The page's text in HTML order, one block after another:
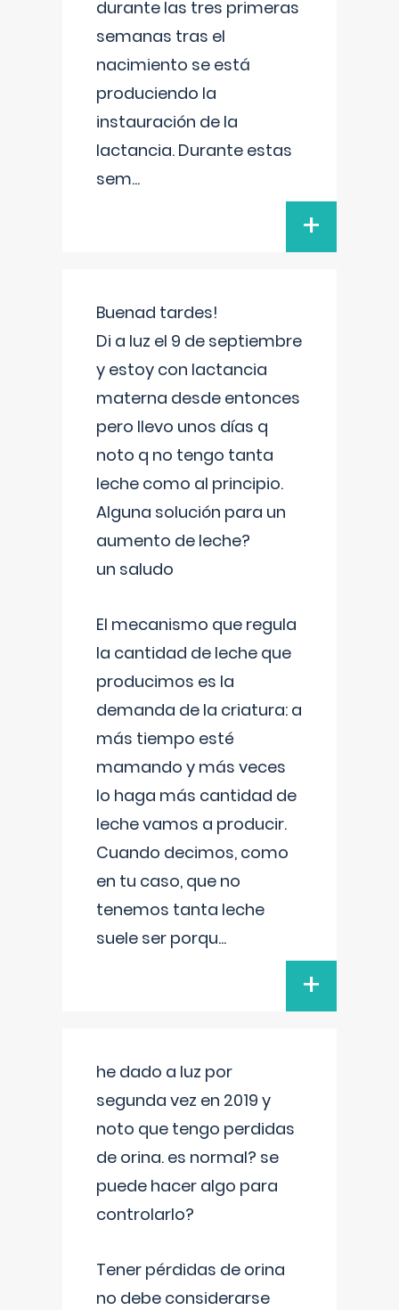
durante las tres primeras
semanas tras el
nacimiento se está
produciendo la
instauración de la
lactancia. Durante estas
sem...
+
Buenad tardes!
Di a luz el 9 de septiembre
y estoy con lactancia
materna desde entonces
pero llevo unos días q
noto q no tengo tanta
leche como al principio.
Alguna solución para un
aumento de leche?
un saludo
El mecanismo que regula
la cantidad de leche que
producimos es la
demanda de la criatura: a
más tiempo esté
mamando y más veces
lo haga más cantidad de
leche vamos a producir.
Cuando decimos, como
en tu caso, que no
tenemos tanta leche
suele ser porqu...
+
he dado a luz por
segunda vez en 2019 y
noto que tengo perdidas
de orina. es normal? se
puede hacer algo para
controlarlo?
Tener pérdidas de orina
no debe considerarse